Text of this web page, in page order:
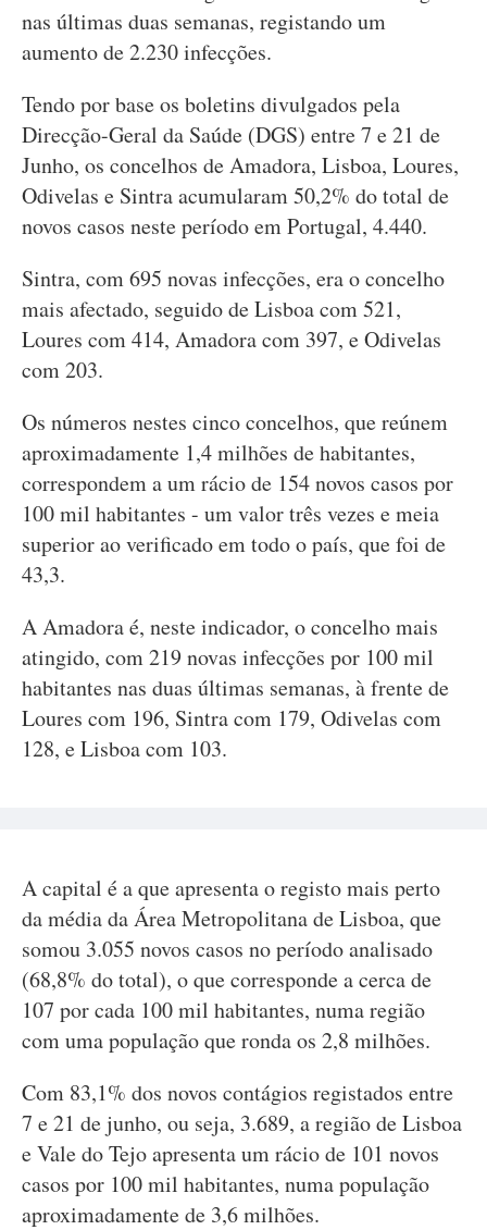
nas últimas duas semanas, registando um
aumento de 2.230 infecções.
Tendo por base os boletins divulgados pela
Direcção-Geral da Saúde (DGS) entre 7 e 21 de
Junho, os concelhos de Amadora, Lisboa, Loures,
Odivelas e Sintra acumularam 50,2% do total de
novos casos neste período em Portugal, 4.440.
Sintra, com 695 novas infecções, era o concelho
mais afectado, seguido de Lisboa com 521,
Loures com 414, Amadora com 397, e Odivelas
com 203.
Os números nestes cinco concelhos, que reúnem
aproximadamente 1,4 milhões de habitantes,
correspondem a um rácio de 154 novos casos por
100 mil habitantes - um valor três vezes e meia
superior ao verificado em todo o país, que foi de
43,3.
A Amadora é, neste indicador, o concelho mais
atingido, com 219 novas infecções por 100 mil
habitantes nas duas últimas semanas, à frente de
Loures com 196, Sintra com 179, Odivelas com
128, e Lisboa com 103.
A capital é a que apresenta o registo mais perto
da média da Área Metropolitana de Lisboa, que
somou 3.055 novos casos no período analisado
(68,8% do total), o que corresponde a cerca de
107 por cada 100 mil habitantes, numa região
com uma população que ronda os 2,8 milhões.
Com 83,1% dos novos contágios registados entre
7 e 21 de junho, ou seja, 3.689, a região de Lisboa
e Vale do Tejo apresenta um rácio de 101 novos
casos por 100 mil habitantes, numa população
aproximadamente de 3,6 milhões.